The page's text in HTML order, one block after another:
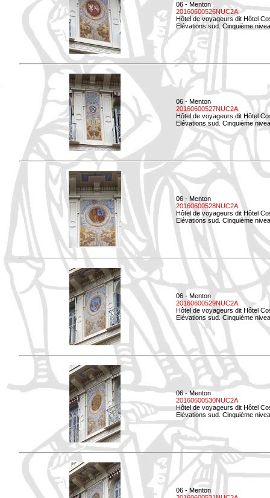
06 - Menton
20160600526NUC2A
Hôtel de voyageurs dit Hôtel
Elévations sud. Cinquième
06 - Menton
20160600527NUC2A
Hôtel de voyageurs dit Hôtel
Elévations sud. Cinquième
06 - Menton
20160600528NUC2A
Hôtel de voyageurs dit Hôtel
Elévations sud. Cinquième
06 - Menton
20160600529NUC2A
Hôtel de voyageurs dit Hôtel
Elévations sud. Cinquième
06 - Menton
20160600530NUC2A
Hôtel de voyageurs dit Hôtel
Elévations sud. Cinquième
06 - Menton